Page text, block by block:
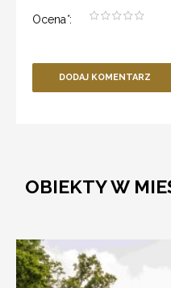
Ocena*:
DODAJ KOMENTARZ
OBIEKTY W